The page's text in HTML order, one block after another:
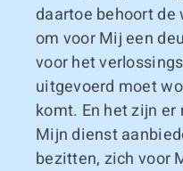
daartoe behoort
om voor Mij een
voor het
uitgevoerd moet
komt. En het zijn
Mijn dienst
bezitten, zich voor